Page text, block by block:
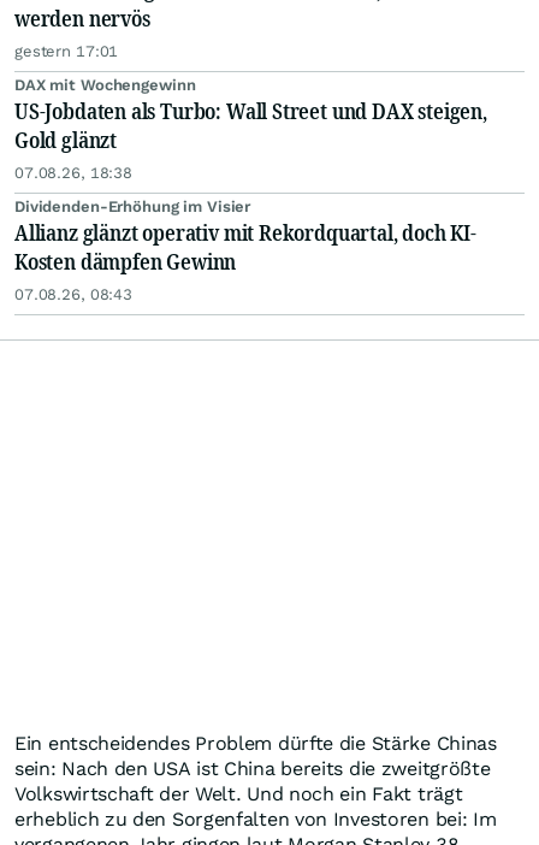
werden nervös
gestern 17:01
DAX mit Wochengewinn
US-Jobdaten als Turbo: Wall Street und DAX steigen,
Gold glänzt
07.08.26, 18:38
Dividenden-Erhöhung im Visier
Allianz glänzt operativ mit Rekordquartal, doch KI-
Kosten dämpfen Gewinn
07.08.26, 08:43
Ein entscheidendes Problem dürfte die Stärke Chinas
sein: Nach den USA ist China bereits die zweitgrößte
Volkswirtschaft der Welt. Und noch ein Fakt trägt
erheblich zu den Sorgenfalten von Investoren bei: Im